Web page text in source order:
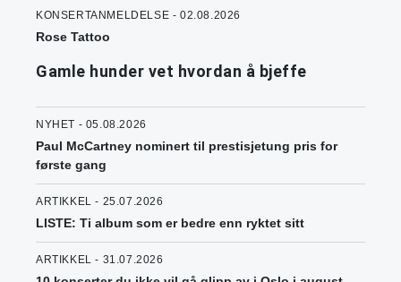
KONSERTANMELDELSE - 02.08.2026
Rose Tattoo
Gamle hunder vet hvordan å bjeffe
NYHET - 05.08.2026
Paul McCartney nominert til prestisjetung pris for
første gang
ARTIKKEL - 25.07.2026
LISTE: Ti album som er bedre enn ryktet sitt
ARTIKKEL - 31.07.2026